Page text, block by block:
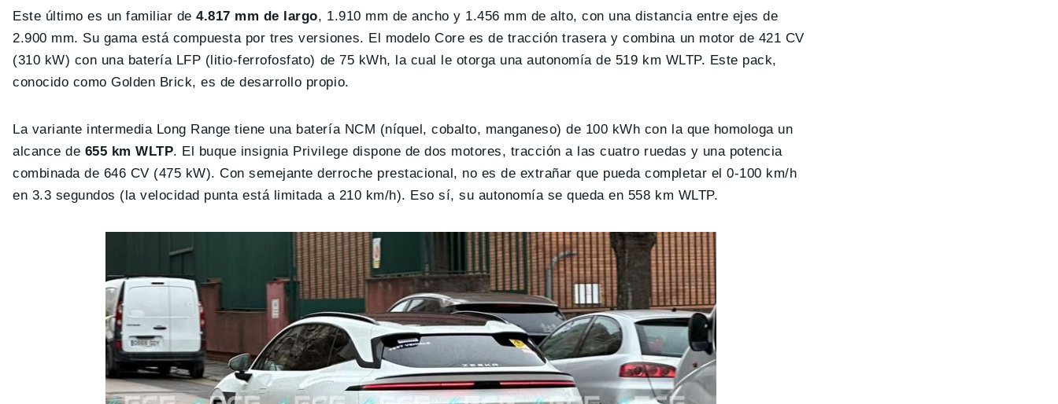
Este último es un familiar de 4.817 mm de largo, 1.910 mm de ancho y 1.456 mm de alto, con una distancia entre ejes de
2.900 mm. Su gama está compuesta por tres versiones. El modelo Core es de tracción trasera y combina un motor de 421 CV
(310 kW) con una batería LFP (litio-ferrofosfato) de 75 kWh, la cual le otorga una autonomía de 519 km WLTP. Este pack,
conocido como Golden Brick, es de desarrollo propio.
La variante intermedia Long Range tiene una batería NCM (níquel, cobalto, manganeso) de 100 kWh con la que homologa un
alcance de 655 km WLTP. El buque insignia Privilege dispone de dos motores, tracción a las cuatro ruedas y una potencia
combinada de 646 CV (475 kW). Con semejante derroche prestacional, no es de extrañar que pueda completar el 0-100 km/h
en 3.3 segundos (la velocidad punta está limitada a 210 km/h). Eso sí, su autonomía se queda en 558 km WLTP.